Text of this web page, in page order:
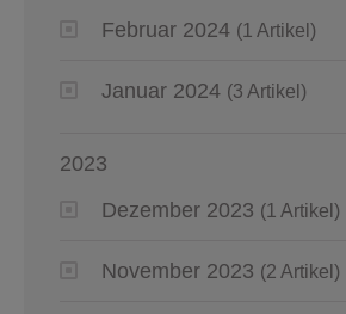
Februar 2024 (1 Artikel)
Januar 2024 (3 Artikel)
2023
Dezember 2023 (1 Artikel)
November 2023 (2 Artikel)